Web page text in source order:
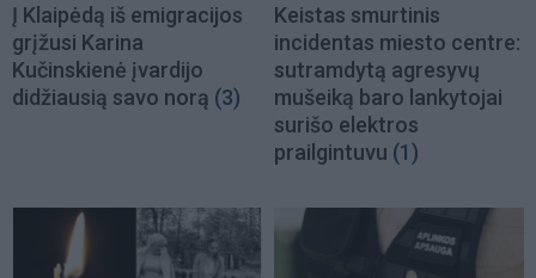
Į Klaipėdą iš emigracijos
grįžusi Karina
Kučinskienė įvardijo
didžiausią savo norą (3)
Keistas smurtinis
incidentas miesto centre:
sutramdytą agresyvų
mušeiką baro lankytojai
surišo elektros
prailgintuvu (1)